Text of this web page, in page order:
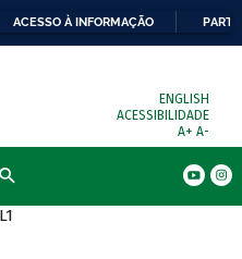
ACESSO À INFORMAÇÃO
ENGLISH
ACESSIBILIDADE
A+ A-